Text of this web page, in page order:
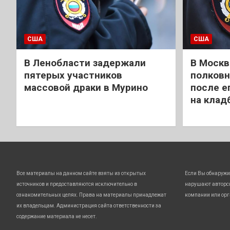
США
В Ленобласти задержали
пятерых участников
массовой драки в Мурино
США
В
после
на
Все материалы на данном сайте взяты из открытых
источников и предоставляются исключительно в
ознакомительных целях. Права на материалы принадлежат
их владельцам. Администрация сайта ответственности за
содержание материала не несет.
Если Вы
нарушают
компании или